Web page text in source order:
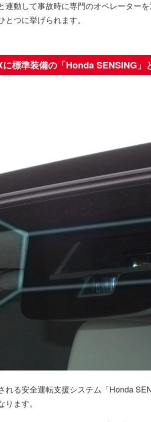
連動して事故時に専門のオペレーター
とつに挙げられます。
標準装備の「Honda SENSING」
れる安全運転支援システム「Honda
ます。